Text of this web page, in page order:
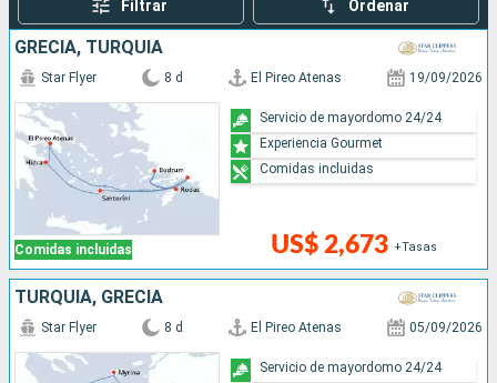
Filtrar Ordenar
GRECIA, TURQUÍA
Comidas incluidas
Star Flyer 8 d El Pireo Atenas 19/09/2026
US$ 2,673 +Tasas
Servicio de mayordomo 24/24
Experiencia Gourmet
Comidas incluidas
TURQUÍA, GRECIA
Star Flyer 8 d El Pireo Atenas 05/09/2026
Servicio de mayordomo 24/24